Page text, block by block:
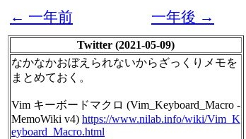
← 一年前
一年後 →
Twitter (2021-05-09)
なかなかおぼえられないからざっくりメモを
まとめておく。
Vim キーボードマクロ (Vim_Keyboard_Macro -
MemoWiki v4) https://www.nilab.info/wiki/Vim_K
eyboard_Macro.html